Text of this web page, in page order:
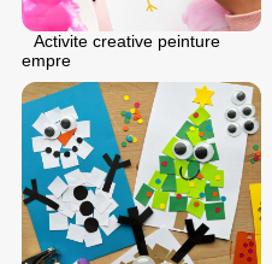
Activite creative peinture
empre